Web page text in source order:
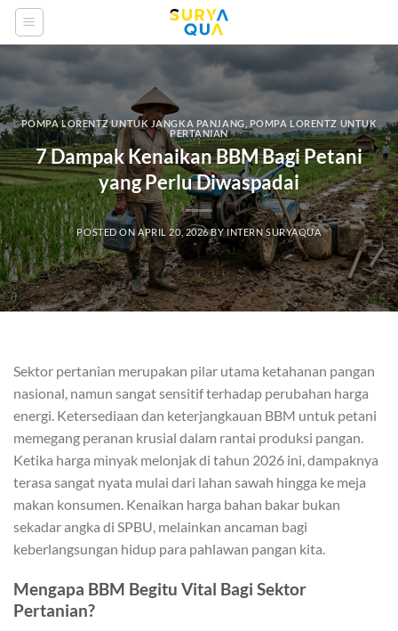
Skip
POMPA LORENTZ UNTUK JANGKA PANJANG POMPA LORENTZ UNTUK
PERTANIAN
7 Dampak Kenaikan BBM Bagi Petani
yang Perlu Diwaspadai
POSTED ONAPRIL 20, 2026BYINTERN SURYAQUA
Sektor pertanian merupakan pilar utama ketahanan pangan
nasional, namun sangat sensitif terhadap perubahan harga
energi. Ketersediaan dan keterjangkauan BBM untuk petani
memegang peranan krusial dalam rantai produksi pangan.
Ketika harga minyak melonjak di tahun 2026 ini, dampaknya
terasa sangat nyata mulai dari lahan sawah hingga ke meja
makan konsumen. Kenaikan harga bahan bakar bukan
sekadar angka di SPBU, melainkan ancaman bagi
keberlangsungan hidup para pahlawan pangan kita.
Mengapa BBM Begitu Vital Bagi Sektor
Pertanian?